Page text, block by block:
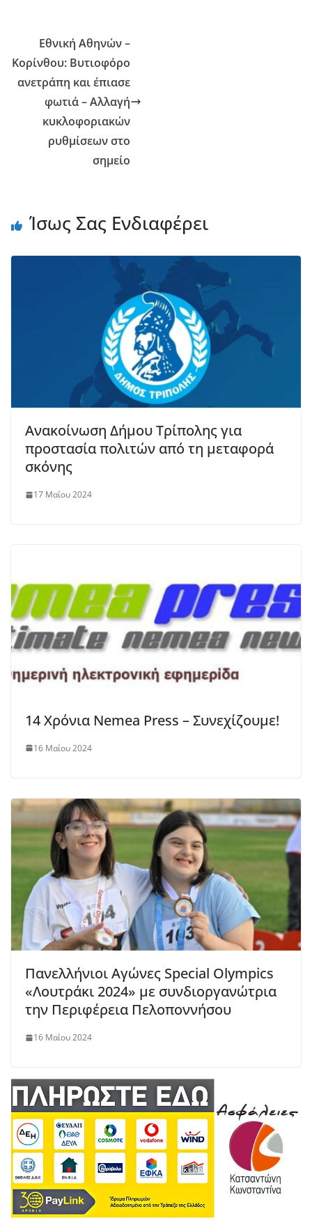
Εθνική Αθηνών –
Κορίνθου: Βυτιοφόρο
ανετράπη και έπιασε
φωτιά – Αλλαγή
κυκλοφοριακών
ρυθμίσεων στο
σημείο
Ίσως Σας Ενδιαφέρει
Ανακοίνωση Δήμου Τρίπολης για
προστασία πολιτών από τη μεταφορά
σκόνης
17 Μαΐου 2024
14 Χρόνια Nemea Press – Συνεχίζουμε!
16 Μαΐου 2024
Πανελλήνιοι Αγώνες Special Olympics
«Λουτράκι 2024» με συνδιοργανώτρια
την Περιφέρεια Πελοποννήσου
16 Μαΐου 2024